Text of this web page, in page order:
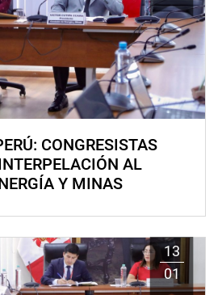
CONGRESISTAS
AL
Y MINAS
13
01